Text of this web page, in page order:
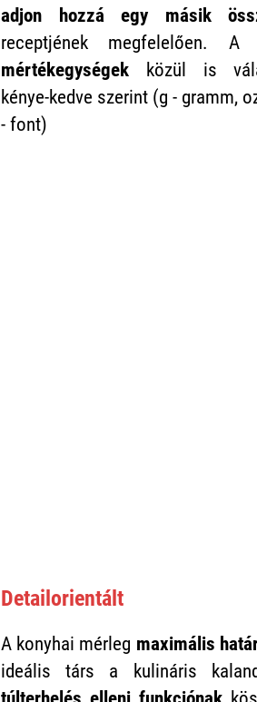
adjon hozzá egy másik
receptjének megfelelően. A
mértékegységek közül is
kénye-kedve szerint (g - gramm,
- font)
Detailorientált
A konyhai mérleg maximális
ideális társ a kulináris